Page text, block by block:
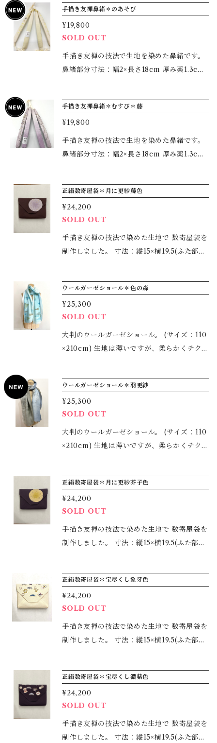
います。 満月の部分が七宝紋様になってお
り、御縁が繋がるようにとの願いも込めまし
た。 左右アシンメトリーに描き、ぼかしを入
れて染めております。 綿入りで足が疲れずと
ても履きやすいです。 お好みの台と併せて、
手描き友禅鼻緒＊のあそび
¥19,800
SOLD OUT
手描き友禅の技法で生地を染めた鼻緒です。
鼻緒部分寸法：幅2×長さ18cm 厚み薬1.3cm
す幸運の鳥と言われるツバメが４弁の花に遊
びにきている様子を描きました。 左右アシン
メトリーに描き、ぼかしを入れて染めており
ます。 綿入りで足が疲れずとても履きやすい
手描き友禅鼻緒＊むすび＊藤
¥19,800
手描き友禅の技法で生地を染めた鼻緒です。
鼻緒部分寸法：幅2×長さ18cm 厚み薬1.3cm
られる結びを描いております。 長寿や縁起の
意味を表す柄です。 左右アシンメトリーに描
き、ぼかしを入れて染めました。 綿入りで足
が疲れずとても履きやすいです。 お好みの台
と併せて、ぜひご利用くださいませ。
正絹数寄屋袋＊月に更紗藤色
¥24,200
SOLD OUT
手描き友禅の技法で染めた生地で 数寄屋袋を
制作しました。 寸法：縦15×横19.5(ふた部分
カラーはフタを閉じた状態のものになりま
す。 中は臙脂色です。
ウールガーゼショール＊色の森
¥25,300
SOLD OUT
大判のウールガーゼショール。 (サイズ：110
×210cm) 生地は薄いですが、柔らかくチクチ
洋服の時もご使用いただける大判で、真冬以
外３シーズンお使いいただけます。 またコン
パクトに収納でき、シワもつきにくいため、
持ち運びにも適しています。 生地の左右で大
きく染め分けをしているので、 色の出し方や
せ。 ＊ご家庭での手洗いでお手入れしていた
だけます。
ウールガーゼショール＊羽更紗
¥25,300
SOLD OUT
大判のウールガーゼショール。 (サイズ：110
×210cm) 生地は薄いですが、柔らかくチクチ
洋服の時もご使用いただける大判で、真冬以
外３シーズンお使いいただけます。 またコン
パクトに収納でき、シワもつきにくいため、
持ち運びにも適しています。 冷房除けや 生
地の左右で大きく染め分けをしているので、
了承下さいませ。 ＊ご家庭での手洗いでお手
入れしていただけます。
正絹数寄屋袋＊月に更紗芥子色
¥24,200
SOLD OUT
手描き友禅の技法で染めた生地で 数寄屋袋を
制作しました。 寸法：縦15×横19.5(ふた部分
正絹数寄屋袋＊宝尽くし象牙色
¥24,200
SOLD OUT
手描き友禅の技法で染めた生地で 数寄屋袋を
制作しました。 寸法：縦15×横19.5(ふた部分
でたい柄をスッキリと描きました。
正絹数寄屋袋＊宝尽くし濃紫色
¥24,200
SOLD OUT
手描き友禅の技法で染めた生地で 数寄屋袋を
制作しました。 寸法：縦15×横19.5(ふた部分